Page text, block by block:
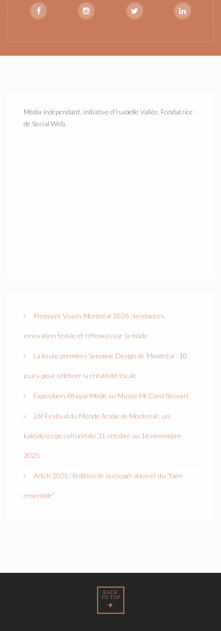
Média indépendant, initiative d'Isabelle Vallée, Fondatrice
de Social Web.
Première Vision Montréal 2026 : tendances,
innovation textile et réflexion sur la mode
La toute première Semaine Design de Montréal : 10
jours pour célébrer la créativité locale
Exposition Afrique Mode au Musée McCord Stewart
26ᵉ Festival du Monde Arabe de Montréal : un
kaléidoscope culturel du 31 octobre au 16 novembre
2025
Artch 2025 : l’édition de la coopération et du “faire
ensemble”
BACK
TO TOP